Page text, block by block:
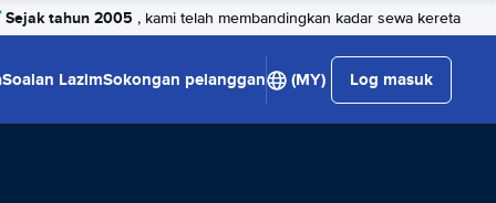
Sejak tahun 2005 , kami telah membandingkan kadar sewa kereta
Soalan LazimSokongan pelanggan (MY) Log masuk